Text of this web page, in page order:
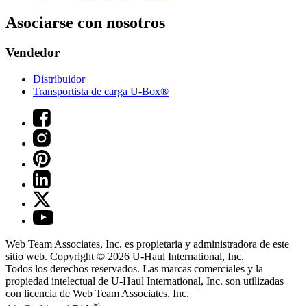
Asociarse con nosotros
Vendedor
Distribuidor
Transportista de carga U-Box®
Web Team Associates, Inc. es propietaria y administradora de este
sitio web. Copyright © 2026 U-Haul International, Inc.
Todos los derechos reservados. Las marcas comerciales y la
propiedad intelectual de U-Haul International, Inc. son utilizadas
con licencia de Web Team Associates, Inc.